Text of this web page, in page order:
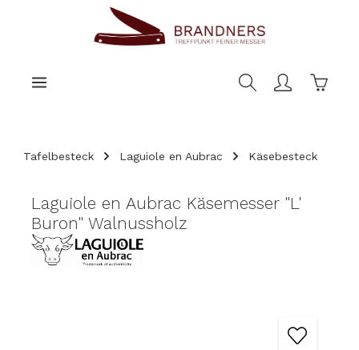
Tafelbesteck Laguiole en Aubrac Käsebesteck
Laguiole en Aubrac Käsemesser "L'
Buron" Walnussholz